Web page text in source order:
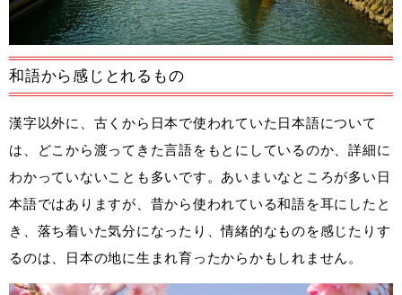
和語から感じとれるもの
漢字以外に、古くから日本で使われていた日本語について
は、どこから渡ってきた言語をもとにしているのか、詳細に
わかっていないことも多いです。あいまいなところが多い日
本語ではありますが、昔から使われている和語を耳にしたと
き、落ち着いた気分になったり、情緒的なものを感じたりす
るのは、日本の地に生まれ育ったからかもしれません。